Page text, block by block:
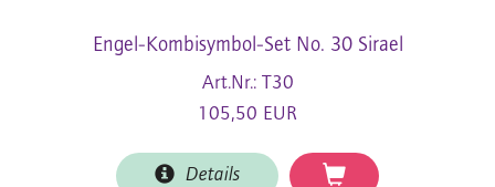
Engel-Kombisymbol-Set No. 30 Sirael
Art.Nr.: T30
105,50 EUR
Details